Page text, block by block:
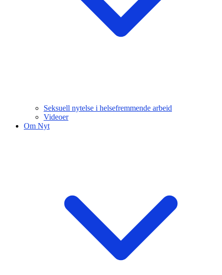
Seksuell nytelse i helsefremmende arbeid
Videoer
Om Nyt